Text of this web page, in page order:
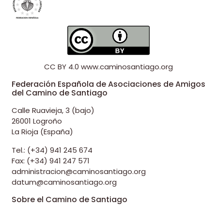
CC BY 4.0 www.caminosantiago.org
Federación Española de Asociaciones de Amigos
del Camino de Santiago
Calle Ruavieja, 3 (bajo)
26001 Logroño
La Rioja (España)
Tel.: (+34) 941 245 674
Fax: (+34) 941 247 571
administracion@caminosantiago.org
datum@caminosantiago.org
Sobre el Camino de Santiago